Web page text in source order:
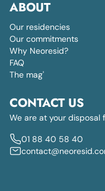
ABOUT
Our residencies
Our commitments
Why Neoresid?
FAQ
The mag'
CONTACT US
We are at your disposal
01 88 40 58 40